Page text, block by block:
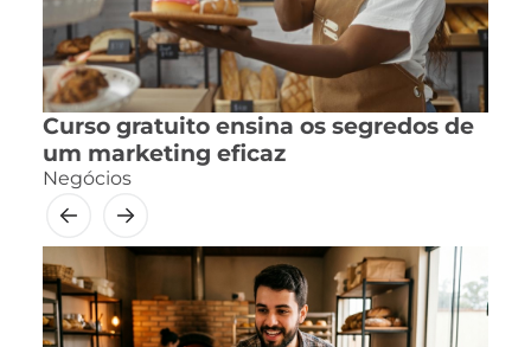
Curso gratuito ensina os segredos de
um marketing eficaz
Negócios